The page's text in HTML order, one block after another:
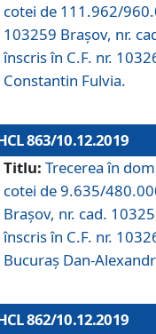
cotei de 111.962/
103259 Brașov, nr.
înscris în C.F. nr.
Constantin Fulvia.
863/10.12.2019
Titlu: Trecerea în
cotei de 9.635/
Brașov, nr. cad.
înscris în C.F. nr.
Bucuraș Dan-
862/10.12.2019